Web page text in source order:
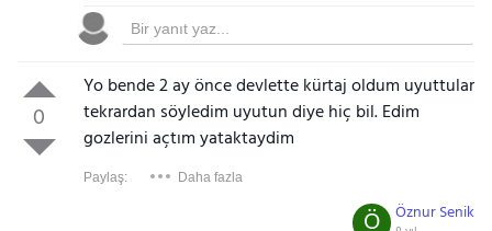
0
Yo bende 2 ay önce devlette kürtaj oldum uyuttular
tekrardan söyledim uyutun diye hiç bil. Edim
gozlerini açtım yataktaydim
Paylaş: Daha fazla
Öznur Senik
Ö